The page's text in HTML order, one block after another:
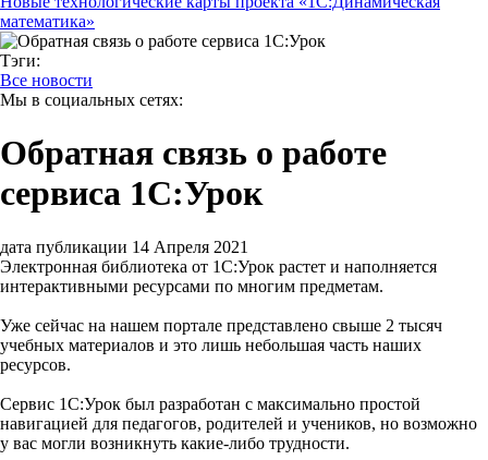
математика»
Тэги:
Все новости
Мы в социальных сетях:
Обратная связь о работе
сервиса 1С:Урок
дата публикации 14 Апреля 2021
Электронная библиотека от 1С:Урок растет и наполняется
интерактивными ресурсами по многим предметам.
Уже сейчас на нашем портале представлено свыше 2 тысяч
учебных материалов и это лишь небольшая часть наших
ресурсов.
Сервис 1С:Урок был разработан с максимально простой
навигацией для педагогов, родителей и учеников, но возможно
у вас могли возникнуть какие-либо трудности.